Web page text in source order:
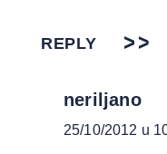
REPLY
neriljano
25/10/2012 u